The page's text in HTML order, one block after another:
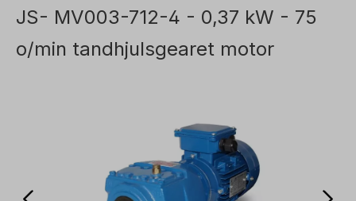
JS- MV003-712-4 - 0,37 kW - 75
o/min tandhjulsgearet motor